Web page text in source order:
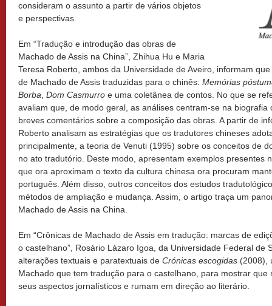
consideram o assunto a partir de vários objetos
e perspectivas.
Em “Tradução e introdução das obras de
Machado de Assis na China”, Zhihua Hu e Maria
Teresa Roberto, ambos da Universidade de Aveiro, informam
de Machado de Assis traduzidas para o chinês: Memórias
Borba Dom Casmurro e uma coletânea de contos. No que se
avaliam que, de modo geral, as análises centram-se na biografia
breves comentários sobre a composição das obras. A partir de
Roberto analisam as estratégias que os tradutores chineses
principalmente, a teoria de Venuti (1995) sobre os conceitos de
no ato tradutório. Deste modo, apresentam exemplos presentes
que ora aproximam o texto da cultura chinesa ora procuram
português. Além disso, outros conceitos dos estudos
métodos de ampliação e mudança. Assim, o artigo traça um
Machado de Assis na China.
Em “Crônicas de Machado de Assis em tradução: marcas de
o castelhano”, Rosário Lázaro Igoa, da Universidade Federal de
alterações textuais e paratextuais de Crónicas escogidas (2008),
Machado que tem tradução para o castelhano, para mostrar
seus aspectos jornalísticos e rumam em direção ao literário.